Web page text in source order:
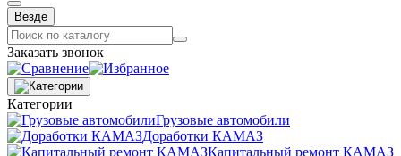
Везде
Заказать звонок
Категории
Грузовые автомобили
Доработки КАМАЗ
Капитальный ремонт КАМАЗ